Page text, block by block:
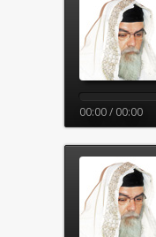
00:00 / 00:00